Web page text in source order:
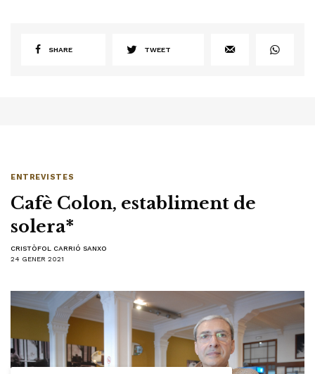
SHARE TWEET
ENTREVISTES
Cafè Colon, establiment de
solera*
CRISTÒFOL CARRIÓ SANXO
24 GENER 2021